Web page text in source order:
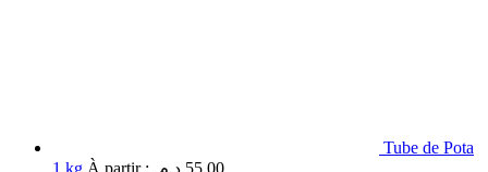
Tube de Pota